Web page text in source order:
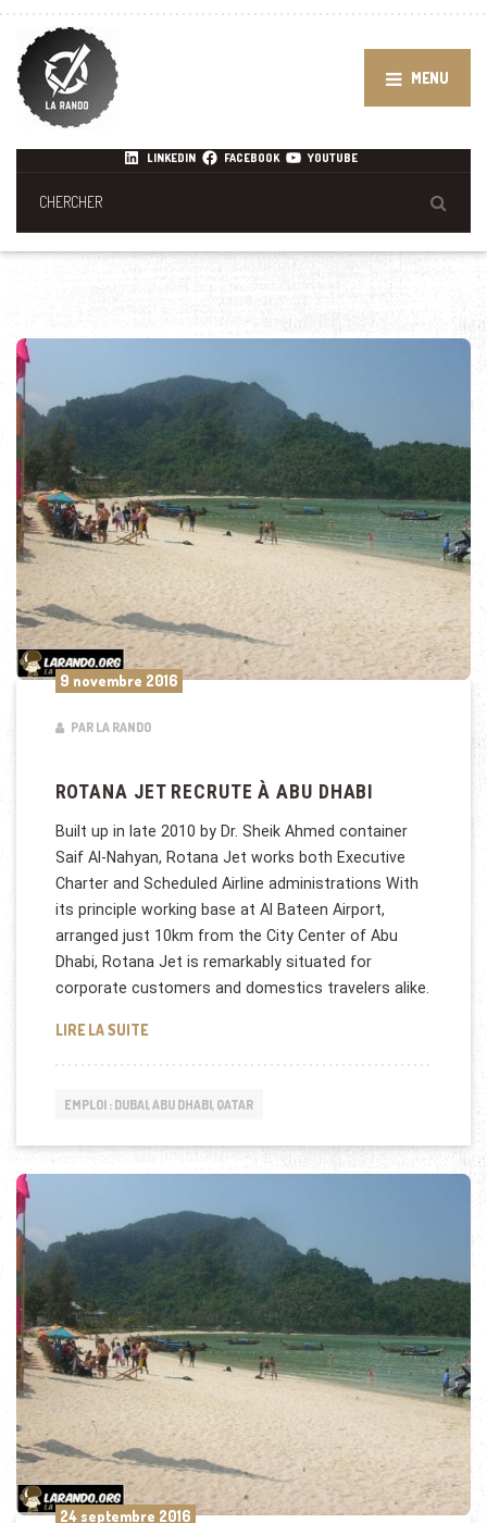
MENU
LINKEDIN FACEBOOK YOUTUBE
9 novembre 2016
PAR LA RANDO
ROTANA JET RECRUTE À ABU DHABI
Built up in late 2010 by Dr. Sheik Ahmed container
Saif Al-Nahyan, Rotana Jet works both Executive
Charter and Scheduled Airline administrations With
its principle working base at Al Bateen Airport,
arranged just 10km from the City Center of Abu
Dhabi, Rotana Jet is remarkably situated for
corporate customers and domestics travelers alike.
LIRE LA SUITEROTANA JET RECRUTE À ABU DHABI
EMPLOI : DUBAI, ABU DHABI, QATAR
24 septembre 2016